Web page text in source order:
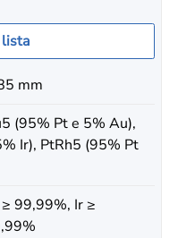
mm
(95% Pt e 5% Au),
Ir), PtRh5 (95% Pt
99,99%, Ir ≥